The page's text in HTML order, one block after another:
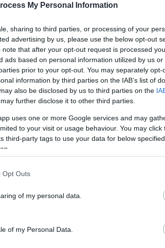
My Personal Information
sharing to third parties, or processing of your
advertising by us, please use the below opt-out
that after your opt-out request is processed
ads based on personal information utilized by us or
prior to your opt-out. You may separately opt-
information by third parties on the IAB’s list of
also be disclosed by us to third parties on the
further disclose it to other third parties.
uses one or more Google services and may
to your visit or usage behaviour. You may click
third-party tags to use your data for below
Opt Outs
of my personal data.
of my Personal Data.